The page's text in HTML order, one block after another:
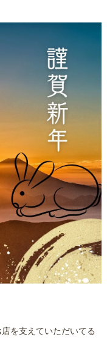
を支えていただいてる